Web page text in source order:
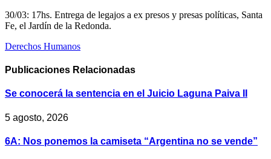
30/03: 17hs. Entrega de legajos a ex presos y presas políticas, Santa
Fe, el Jardín de la Redonda.
Derechos Humanos
Publicaciones Relacionadas
Se conocerá la sentencia en el Juicio Laguna Paiva II
5 agosto, 2026
6A: Nos ponemos la camiseta “Argentina no se vende”